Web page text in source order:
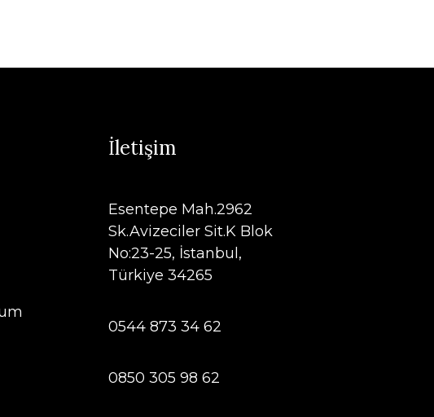
İletişim
Esentepe Mah.2962
Sk.Avizeciler Sit.K Blok
No:23-25, İstanbul,
Türkiye 34265
0544 873 34 62
0850 305 98 62